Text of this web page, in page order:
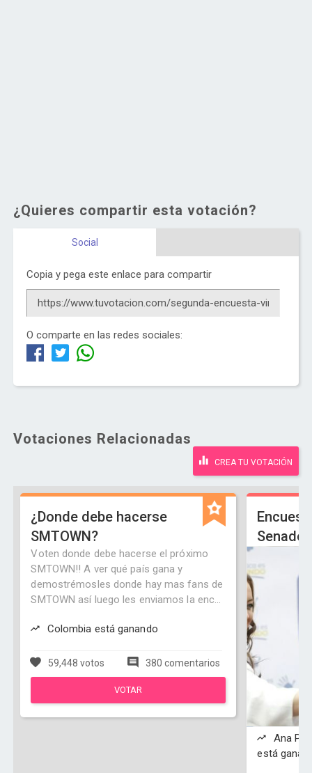
¿Quieres compartir esta votación?
Social
Copia y pega este enlace para compartir
O comparte en las redes sociales:
Votaciones Relacionadas
CREA TU VOTACIÓN
¿Donde debe hacerse
SMTOWN?
Voten donde debe hacerse el próximo
SMTOWN!! A ver qué país gana y
demostrémosles donde hay mas fans de
SMTOWN así luego les enviamos la enc...
Colombia está ganando
59,448 votos 380 comentarios
VOTAR
Senado
Ana
está